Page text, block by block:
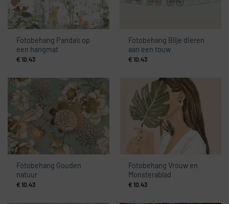
Fotobehang Panda’s op
een hangmat
€ 10.43
Fotobehang Blije dieren
aan een touw
€ 10.43
Fotobehang Gouden
natuur
€ 10.43
Fotobehang Vrouw en
Monsterablad
€ 10.43